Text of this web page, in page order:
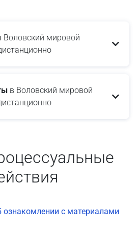
Воловский мировой
в Воловский мировой
ознакомлении с материалами